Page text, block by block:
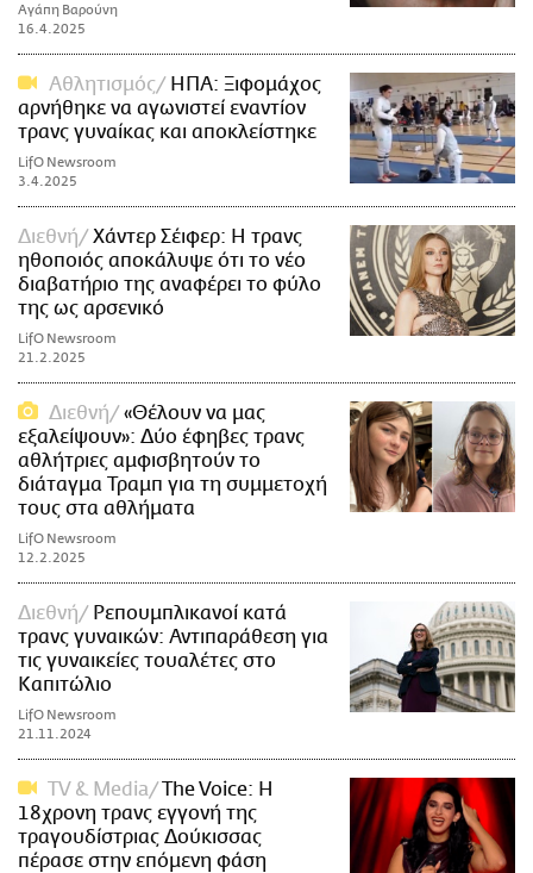
Αγάπη Βαρούνη
16.4.2025
Αθλητισμός
ΗΠΑ: Ξιφομάχος
αρνήθηκε να αγωνιστεί εναντίον
τρανς γυναίκας και αποκλείστηκε
LifO Newsroom
3.4.2025
Διεθνή
Χάντερ Σέιφερ: Η τρανς
ηθοποιός αποκάλυψε ότι το νέο
διαβατήριο της αναφέρει το φύλο
της ως αρσενικό
LifO Newsroom
21.2.2025
Διεθνή
«Θέλουν να μας
εξαλείψουν»: Δύο έφηβες τρανς
αθλήτριες αμφισβητούν το
διάταγμα Τραμπ για τη συμμετοχή
τους στα αθλήματα
LifO Newsroom
12.2.2025
Διεθνή
Ρεπουμπλικανοί κατά
τρανς γυναικών: Αντιπαράθεση για
τις γυναικείες τουαλέτες στο
Καπιτώλιο
LifO Newsroom
21.11.2024
TV & Media
The Voice: Η
18χρονη τρανς εγγονή της
τραγουδίστριας Δούκισσας
πέρασε στην επόμενη φάση